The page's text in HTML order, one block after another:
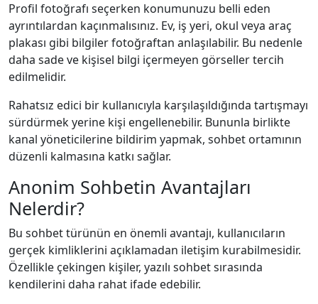
Profil fotoğrafı seçerken konumunuzu belli eden
ayrıntılardan kaçınmalısınız. Ev, iş yeri, okul veya araç
plakası gibi bilgiler fotoğraftan anlaşılabilir. Bu nedenle
daha sade ve kişisel bilgi içermeyen görseller tercih
edilmelidir.
Rahatsız edici bir kullanıcıyla karşılaşıldığında tartışmayı
sürdürmek yerine kişi engellenebilir. Bununla birlikte
kanal yöneticilerine bildirim yapmak, sohbet ortamının
düzenli kalmasına katkı sağlar.
Anonim Sohbetin Avantajları
Nelerdir?
Bu sohbet türünün en önemli avantajı, kullanıcıların
gerçek kimliklerini açıklamadan iletişim kurabilmesidir.
Özellikle çekingen kişiler, yazılı sohbet sırasında
kendilerini daha rahat ifade edebilir.